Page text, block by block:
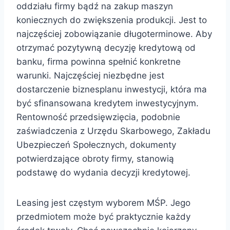
oddziału firmy bądź na zakup maszyn
koniecznych do zwiększenia produkcji. Jest to
najczęściej zobowiązanie długoterminowe. Aby
otrzymać pozytywną decyzję kredytową od
banku, firma powinna spełnić konkretne
warunki. Najczęściej niezbędne jest
dostarczenie biznesplanu inwestycji, która ma
być sfinansowana kredytem inwestycyjnym.
Rentowność przedsięwzięcia, podobnie
zaświadczenia z Urzędu Skarbowego, Zakładu
Ubezpieczeń Społecznych, dokumenty
potwierdzające obroty firmy, stanowią
podstawę do wydania decyzji kredytowej.
Leasing jest częstym wyborem MŚP. Jego
przedmiotem może być praktycznie każdy